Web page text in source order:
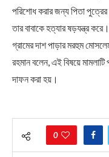
পরিশোধ করার জন্য পিতা পুত্রের
তার বাবাকে হত্যার ষড়যন্ত্র
গ্রামের দাশ পাড়ার মরহুম
রহমান বলেন, এই বিষয়ে
দাফন করা হয়।
0